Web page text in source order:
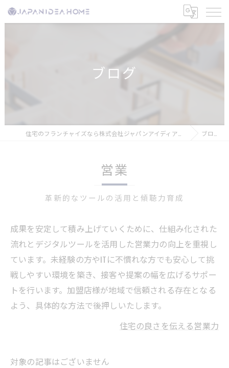
ブログ
ブログ
営業
革新的なツールの活用と傾聴力育成
成果を安定して積み上げていくために、仕組み化された
流れとデジタルツールを活用した営業力の向上を重視し
ています。未経験の方やITに不慣れな方でも安心して挑
戦しやすい環境を築き、接客や提案の幅を広げるサポー
トを行います。加盟店様が地域で信頼される存在となる
よう、具体的な方法で後押しいたします。
住宅の良さを伝える営業力
対象の記事はございません